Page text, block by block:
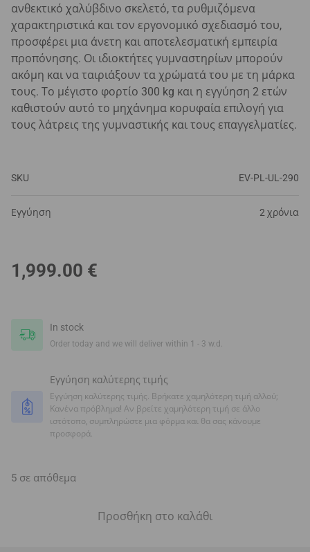
ανθεκτικό χαλύβδινο σκελετό, τα ρυθμιζόμενα
χαρακτηριστικά και τον εργονομικό σχεδιασμό του,
προσφέρει μια άνετη και αποτελεσματική εμπειρία
προπόνησης. Οι ιδιοκτήτες γυμναστηρίων μπορούν
ακόμη και να ταιριάξουν τα χρώματά του με τη μάρκα
τους. Το μέγιστο φορτίο 300 kg και η εγγύηση 2 ετών
καθιστούν αυτό το μηχάνημα κορυφαία επιλογή για
τους λάτρεις της γυμναστικής και τους επαγγελματίες.
SKU EV-PL-UL-290
Εγγύηση 2 χρόνια
1,999.00 €
In stock
Order today and we will deliver within 1 - 3 w.d.
Εγγύηση καλύτερης τιμής
Εγγύηση καλύτερης τιμής. Βρήκατε χαμηλότερη τιμή αλλού;
Κανένα πρόβλημα! Αν βρείτε χαμηλότερη τιμή σε άλλο
ιστότοπο, συμπληρώστε μια φόρμα και θα σας κάνουμε
προσφορά.
5 σε απόθεμα
Προσθήκη στο καλάθι